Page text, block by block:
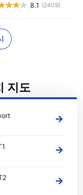
8.1 (2409)
지도